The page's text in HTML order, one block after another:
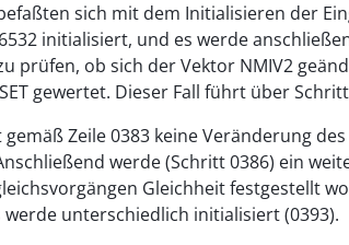
sich mit dem Initialisieren der
initialisiert, und es werde
prüfen, ob sich der Vektor NMIV2
gewertet. Dieser Fall führt über
Zeile 0383 keine Veränderung
werde (Schritt 0386) ein
Gleichheit festgestellt
unterschiedlich initialisiert (0393).